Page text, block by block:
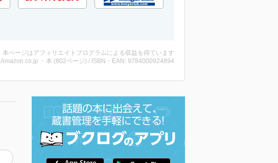
本ページはアフィリエイトプログラムによる収益を得ています
Amazon.co.jp ・本 (802ページ) / ISBN・EAN: 9784000924894